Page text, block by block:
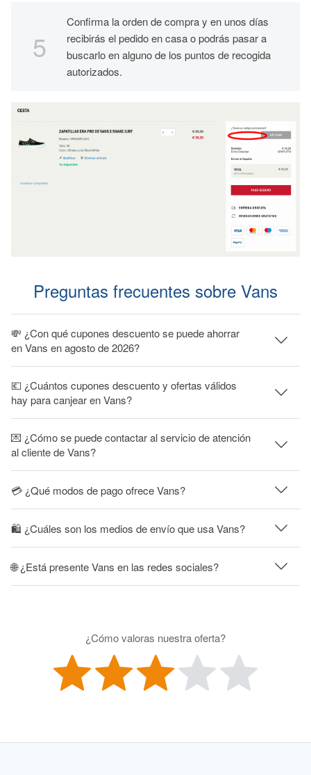
Confirma la orden de compra y en unos días
recibirás el pedido en casa o podrás pasar a
buscarlo en alguno de los puntos de recogida
autorizados.
Preguntas frecuentes sobre Vans
💸 ¿Con qué cupones descuento se puede ahorrar
en Vans en agosto de 2026?
💶 ¿Cuántos cupones descuento y ofertas válidos
hay para canjear en Vans?
💌 ¿Cómo se puede contactar al servicio de atención
al cliente de Vans?
💳 ¿Qué modos de pago ofrece Vans?
🛍 ¿Cuáles son los medios de envío que usa Vans?
🌐 ¿Está presente Vans en las redes sociales?
¿Cómo valoras nuestra oferta?